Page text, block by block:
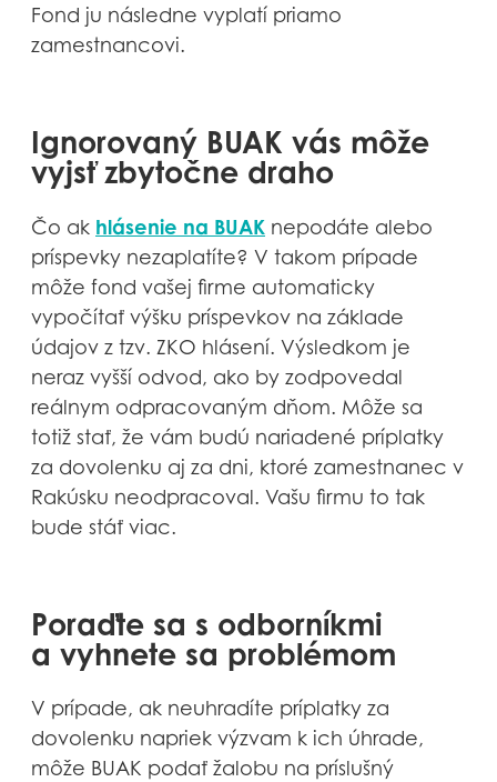
Fond ju následne vyplatí priamo
zamestnancovi.
Ignorovaný BUAK vás môže
vyjsť zbytočne draho
Čo ak hlásenie na BUAK nepodáte alebo
príspevky nezaplatíte? V takom prípade
môže fond vašej firme automaticky
vypočítať výšku príspevkov na základe
údajov z tzv. ZKO hlásení. Výsledkom je
neraz vyšší odvod, ako by zodpovedal
reálnym odpracovaným dňom. Môže sa
totiž stať, že vám budú nariadené príplatky
za dovolenku aj za dni, ktoré zamestnanec v
Rakúsku neodpracoval. Vašu firmu to tak
bude stáť viac.
Poraďte sa s odborníkmi
a vyhnete sa problémom
V prípade, ak neuhradíte príplatky za
dovolenku napriek výzvam k ich úhrade,
môže BUAK podať žalobu na príslušný